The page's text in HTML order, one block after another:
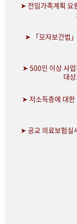
➤ 전임가족계획 요
➤ 「모자보건법
➤ 500인 이상 사업
대
➤ 저소득층에 대한
➤ 공교 의료보험실